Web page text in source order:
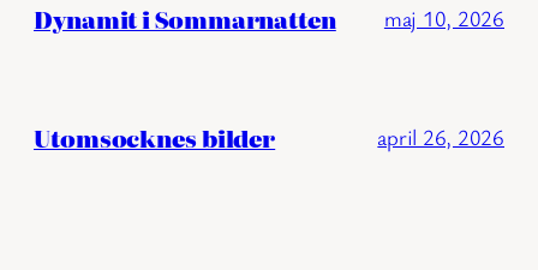
Dynamit i Sommarnatten maj 10, 2026
Utomsocknes bilder april 26, 2026